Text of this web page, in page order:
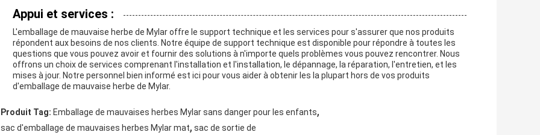
Appui et services :
L'emballage de mauvaise herbe de Mylar offre le support technique et les services pour s'assurer que nos produits
répondent aux besoins de nos clients. Notre équipe de support technique est disponible pour répondre à toutes les
questions que vous pouvez avoir et fournir des solutions à n'importe quels problèmes vous pouvez rencontrer. Nous
offrons un choix de services comprenant l'installation et l'installation, le dépannage, la réparation, l'entretien, et les
mises à jour. Notre personnel bien informé est ici pour vous aider à obtenir les la plupart hors de vos produits
d'emballage de mauvaise herbe de Mylar.
Produit Tag: Emballage de mauvaises herbes Mylar sans danger pour les enfants,
sac d'emballage de mauvaises herbes Mylar mat, sac de sortie de